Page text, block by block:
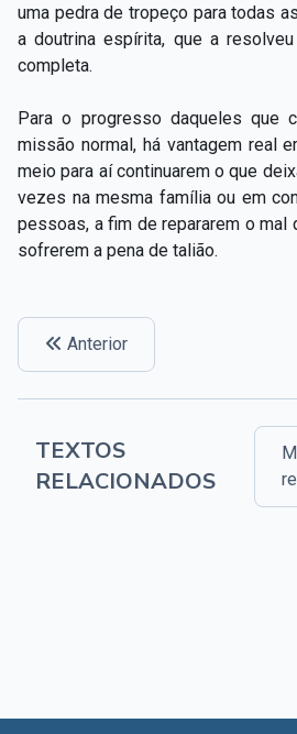
uma pedra de tropeço para todas
a doutrina espírita, que a
completa.
Para o progresso daqueles que
missão normal, há vantagem real
meio para aí continuarem o que
vezes na mesma família ou em
pessoas, a fim de repararem o mal
sofrerem a pena de talião.
Anterior
TEXTOS
RELACIONADOS